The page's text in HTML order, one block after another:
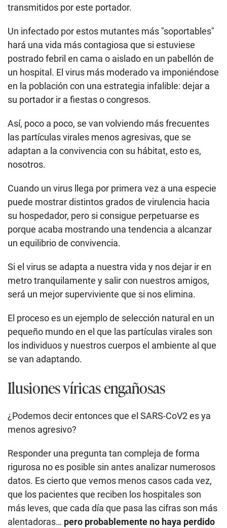
transmitidos por este portador.
Un infectado por estos mutantes más "soportables"
hará una vida más contagiosa que si estuviese
postrado febril en cama o aislado en un pabellón de
un hospital. El virus más moderado va imponiéndose
en la población con una estrategia infalible: dejar a
su portador ir a fiestas o congresos.
Así, poco a poco, se van volviendo más frecuentes
las partículas virales menos agresivas, que se
adaptan a la convivencia con su hábitat, esto es,
nosotros.
Cuando un virus llega por primera vez a una especie
puede mostrar distintos grados de virulencia hacia
su hospedador, pero si consigue perpetuarse es
porque acaba mostrando una tendencia a alcanzar
un equilibrio de convivencia.
Si el virus se adapta a nuestra vida y nos dejar ir en
metro tranquilamente y salir con nuestros amigos,
será un mejor superviviente que si nos elimina.
El proceso es un ejemplo de selección natural en un
pequeño mundo en el que las partículas virales son
los individuos y nuestros cuerpos el ambiente al que
se van adaptando.
Ilusiones víricas engañosas
¿Podemos decir entonces que el SARS-CoV2 es ya
menos agresivo?
Responder una pregunta tan compleja de forma
rigurosa no es posible sin antes analizar numerosos
datos. Es cierto que vemos menos casos cada vez,
que los pacientes que reciben los hospitales son
más leves, que cada día que pasa las cifras son más
alentadoras… pero probablemente no haya perdido